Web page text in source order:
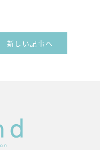
新しい記事へ